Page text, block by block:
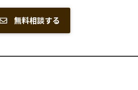
無料相談する